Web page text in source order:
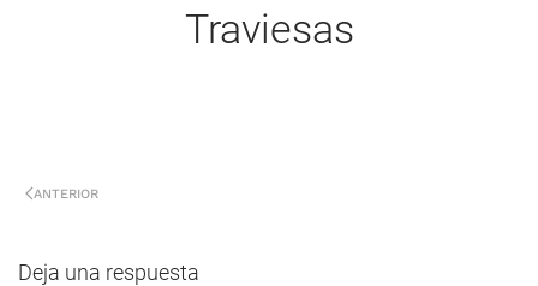
traviesas
ANTERIOR
Deja una respuesta